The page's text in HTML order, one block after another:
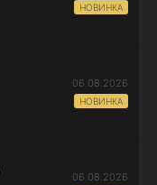
НОВИНКА
06.08.2026
НОВИНКА
06.08.2026